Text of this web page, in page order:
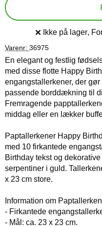
Ikke på lager,
Varenr: 36975
En elegant og festlig
med disse flotte Happy
engangstallerkener, der
passende borddækning til
Fremragende
middag eller en lækker
Paptallerkener Happy
med 10 firkantede
Birthday tekst og
serpentiner i guld.
x 23 cm store.
Information om
- Firkantede
- Mål: ca. 23 x 23 cm.